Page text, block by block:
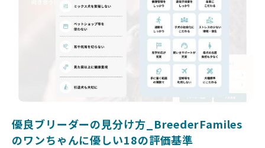
ゃんを家族のように愛する「優良ブリーダー」のみを独自の
厳しい基準で厳選し、その評価基準や評価結果をオープンに
しています。これにより、消費者の皆様が安心して子犬やブ
リーダーを選べる環境を整えています。
そして、消費者の皆様が正しい情報をもとに優良ブリーダー
を求めることで、ワンちゃんを家族のように愛する優良ブリ
ーダーが増え、営利優先の「悪徳ブリーダー」が自然と淘汰
される社会を目指しています。目の前の子犬だけでなく、親
ゃんに優しい世界を築いていきたいと考えています。
優良ブリーダーの見分け方_BreederFamiles
のワンちゃんに優しい18の評価基準